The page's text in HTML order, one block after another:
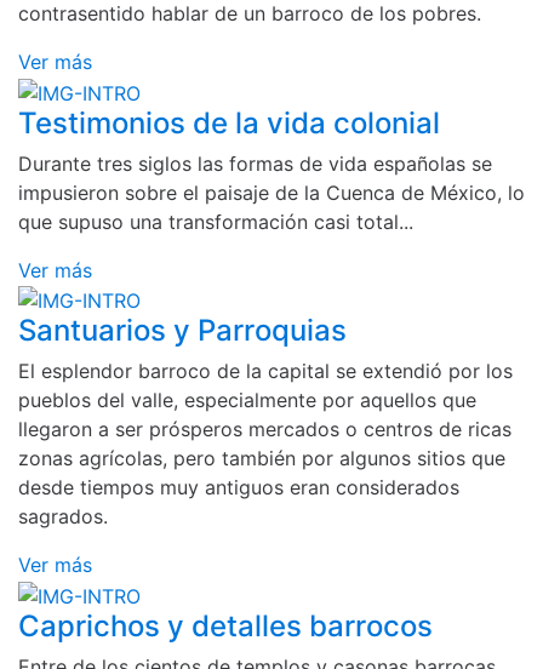
contrasentido hablar de un barroco de los pobres.
Ver más
Testimonios de la vida colonial
Durante tres siglos las formas de vida españolas se
impusieron sobre el paisaje de la Cuenca de México, lo
que supuso una transformación casi total...
Ver más
Santuarios y Parroquias
El esplendor barroco de la capital se extendió por los
pueblos del valle, especialmente por aquellos que
llegaron a ser prósperos mercados o centros de ricas
zonas agrícolas, pero también por algunos sitios que
desde tiempos muy antiguos eran considerados
sagrados.
Ver más
Caprichos y detalles barrocos